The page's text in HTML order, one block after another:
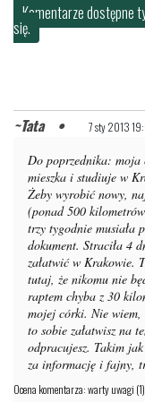
Komentarze dostępne
się.
Tata 7 sty 2013
Do poprzednika: moja
mieszka i studiuje w
Żeby wyrobić nowy,
(ponad 500
trzy tygodnie musiała
dokument. Straciła 4
załatwić w Krakowie.
tutaj, że nikomu nie
raptem chyba z 30
mojej córki. Nie wiem,
to sobie załatwisz na
odpracujesz. Takim
za informację i fajny,
Ocena komentarza: warty uwagi (1)